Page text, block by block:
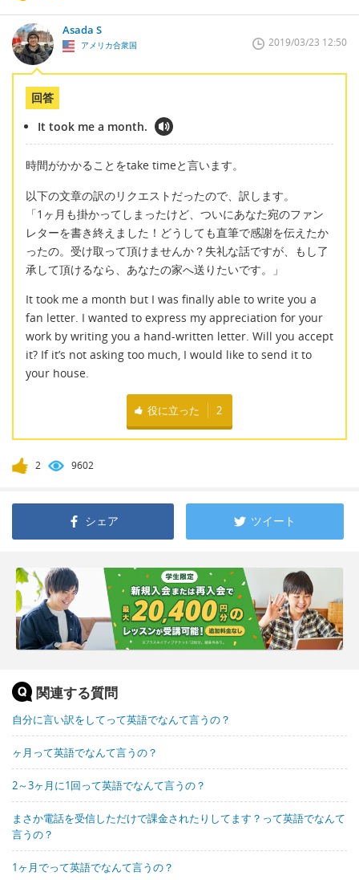
Asada S
アメリカ合衆国 2019/03/23 12:50
回答
It took me a month.
時間がかかることをtake timeと言います。
以下の文章の訳のリクエストだったので、訳します。
「1ヶ月も掛かってしまったけど、ついにあなた宛のファン
レターを書き終えました！どうしても直筆で感謝を伝えたか
ったの。受け取って頂けませんか？失礼な話ですが、もし了
承して頂けるなら、あなたの家へ送りたいです。」
It took me a month but I was finally able to write you a
fan letter. I wanted to express my appreciation for your
work by writing you a hand-written letter. Will you accept
it? If it’s not asking too much, I would like to send it to
your house.
役に立った 2
2 9602
シェア ツイート
関連する質問
自分に言い訳をしてって英語でなんて言うの？
ヶ月って英語でなんて言うの？
2～3ヶ月に1回って英語でなんて言うの？
まさか電話を受信しただけで課金されたりしてます？って英語でなんて
言うの？
1ヶ月でって英語でなんて言うの？